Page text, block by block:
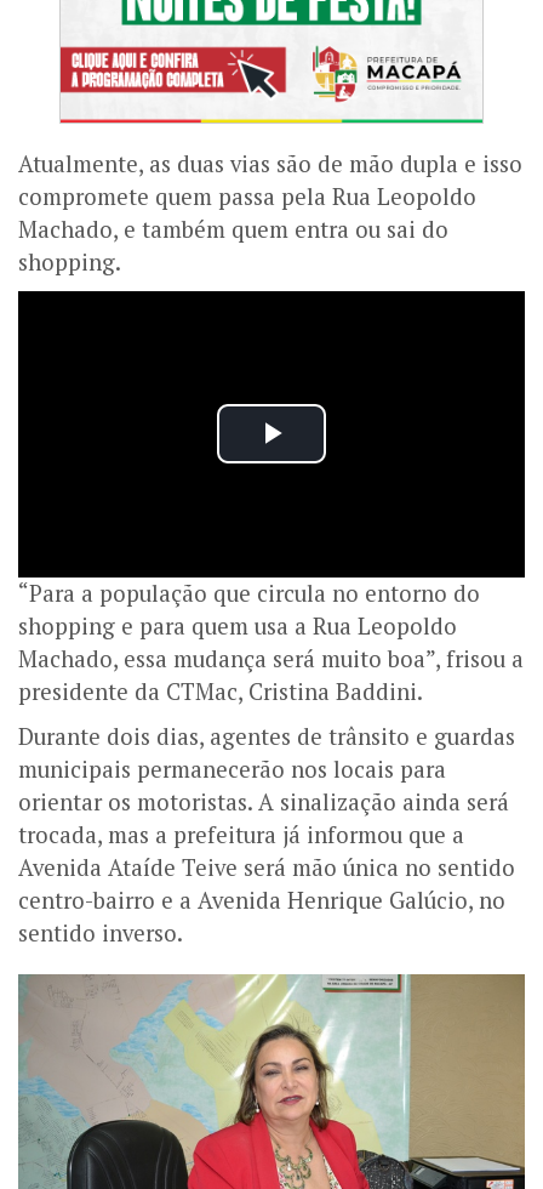
Atualmente, as duas vias são de mão dupla e isso
compromete quem passa pela Rua Leopoldo
Machado, e também quem entra ou sai do
shopping.
“Para a população que circula no entorno do
shopping e para quem usa a Rua Leopoldo
Machado, essa mudança será muito boa”, frisou a
presidente da CTMac, Cristina Baddini.
Durante dois dias, agentes de trânsito e guardas
municipais permanecerão nos locais para
orientar os motoristas. A sinalização ainda será
trocada, mas a prefeitura já informou que a
Avenida Ataíde Teive será mão única no sentido
centro-bairro e a Avenida Henrique Galúcio, no
sentido inverso.